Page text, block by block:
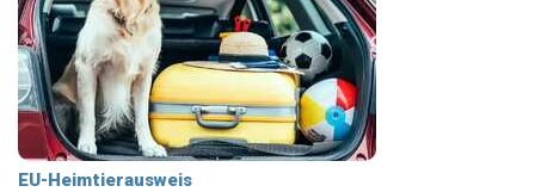
EU-Heimtierausweis